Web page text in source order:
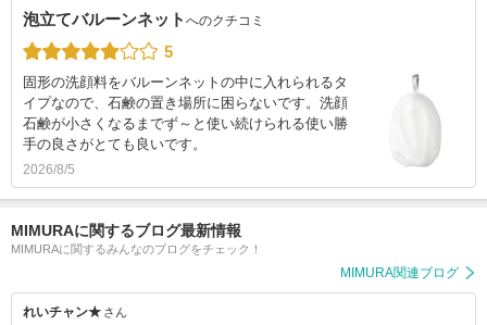
泡立てバルーンネット へのクチコミ
5
固形の洗顔料をバルーンネットの中に入れられるタ
イプなので、石鹸の置き場所に困らないです。洗顔
石鹸が小さくなるまでず～と使い続けられる使い勝
手の良さがとても良いです。
2026/8/5
MIMURAに関するブログ最新情報
MIMURAに関するみんなのブログをチェック！
MIMURA関連ブログ
れいチャン★ さん